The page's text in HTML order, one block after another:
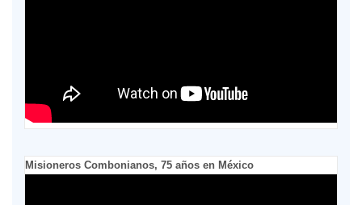
Misioneros Combonianos, 75 años en México